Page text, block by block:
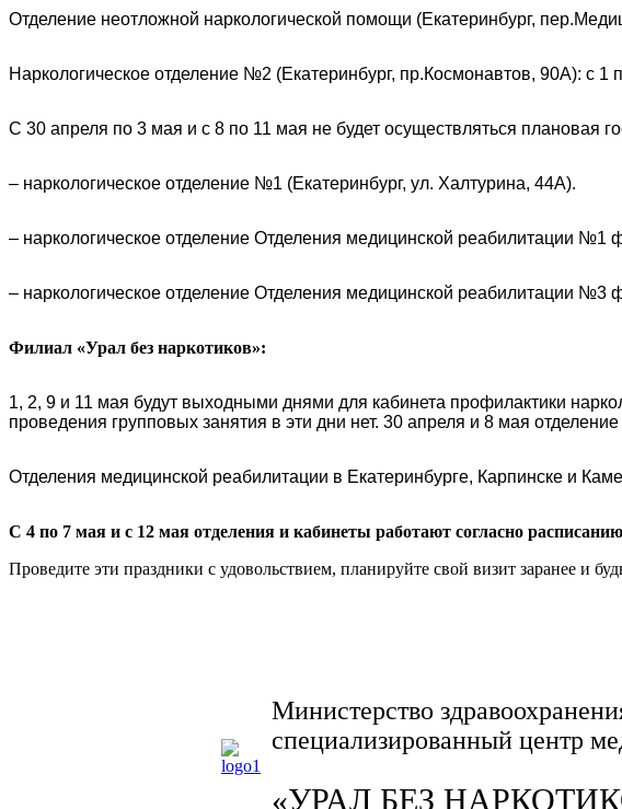
Отделение неотложной наркологической помощи (Екатеринбург,
Наркологическое отделение №2 (Екатеринбург, пр.Космонавтов, 90А): с
С 30 апреля по 3 мая и с 8 по 11 мая не будет осуществляться плановая
– наркологическое отделение №1 (Екатеринбург, ул. Халтурина, 44А).
– наркологическое отделение Отделения медицинской реабилитации №1
– наркологическое отделение Отделения медицинской реабилитации №3
Филиал «Урал без наркотиков»:
1, 2, 9 и 11 мая будут выходными днями для кабинета профилактики
проведения групповых занятия в эти дни нет. 30 апреля и 8 мая
Отделения медицинской реабилитации в Екатеринбурге, Карпинске и
С 4 по 7 мая и с 12 мая отделения и кабинеты работают согласно
Проведите эти праздники с удовольствием, планируйте свой визит заранее и
Министерство
специализированный центр
«УРАЛ БЕЗ